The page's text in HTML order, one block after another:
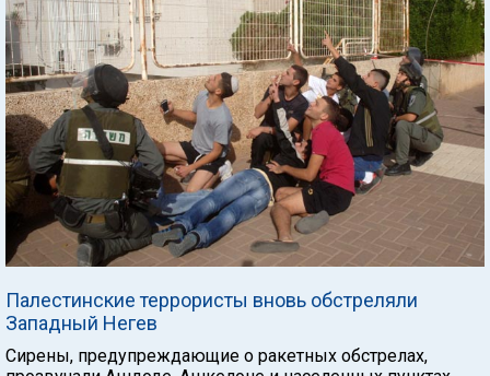
Палестинские террористы вновь обстреляли
Западный Негев
Сирены, предупреждающие о ракетных обстрелах,